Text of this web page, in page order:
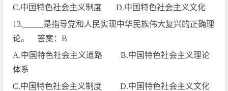
C.中国特色社会主义制度 D.中国特色社会主义文化
13._____ 是指导党和人民实现中华民族伟大复兴的正确理
论。 答案：B
A.中国特色社会主义道路 B.中国特色社会主义理论
体系
C.中国特色社会主义制度 D.中国特色社会主义文化